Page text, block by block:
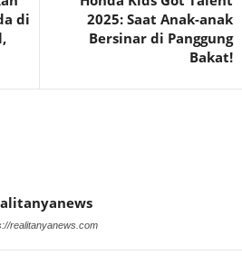
di
2025: Saat Anak-anak
Bersinar di Panggung
Bakat!
realitanyanews.com